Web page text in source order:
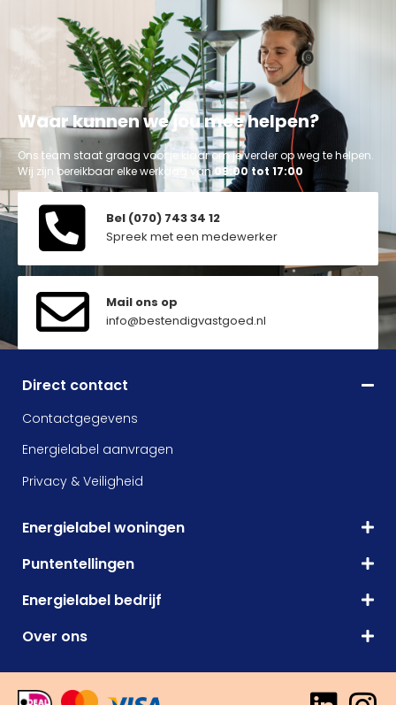
Waar kunnen we jou mee helpen?
Ons team staat graag voor je klaar om je verder op weg te helpen.
Wij zijn bereikbaar elke werkdag van09:00 tot 17:00
Bel (070) 743 34 12
Spreek met een medewerker
Mail ons op
info@bestendigvastgoed.nl
Direct contact
Contactgegevens
Energielabel aanvragen
Privacy & Veiligheid
Energielabel woningen
Puntentellingen
Energielabel bedrijf
Over ons